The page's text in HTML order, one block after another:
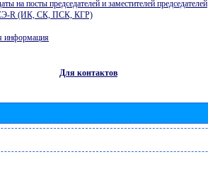
на посты председателей и заместителей председателей
R (ИК, СК, ПСК, КГР)
информация
Для контактов